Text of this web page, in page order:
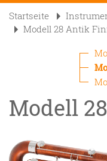
Startseite
Modell 28 Antik
Modell